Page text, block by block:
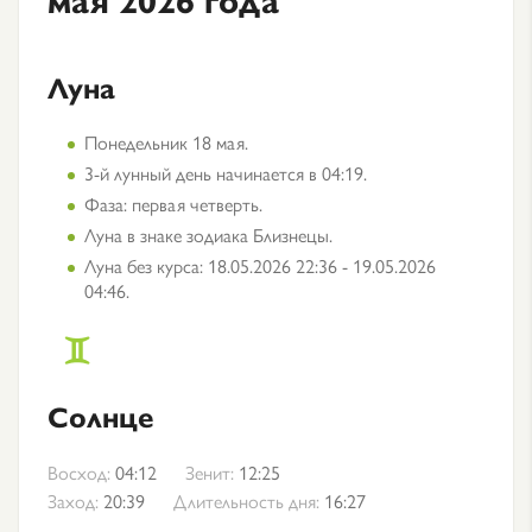
Луна
Понедельник 18 мая.
3-й лунный день начинается в 04:19.
Фаза: первая четверть.
Луна в знаке зодиака Близнецы.
Луна без курса: 18.05.2026 22:36 - 19.05.2026
04:46.
Солнце
Восход: 04:12 Зенит: 12:25
Заход: 20:39 Длительность дня: 16:27